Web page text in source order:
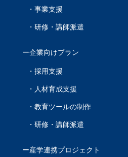
事業支援
研修・講師派遣
企業向けプラン
採用支援
人材育成支援
教育ツールの制作
研修・講師派遣
産学連携プロジェクト